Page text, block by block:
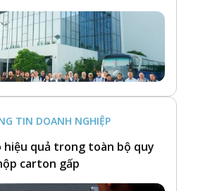
TIN DOANH NGHIỆP
hiệu quả trong toàn bộ quy
carton gấp